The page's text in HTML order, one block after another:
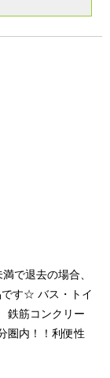
退去の場合、
す☆ バス・トイ
鉄筋コンクリー
圏内！！利便性